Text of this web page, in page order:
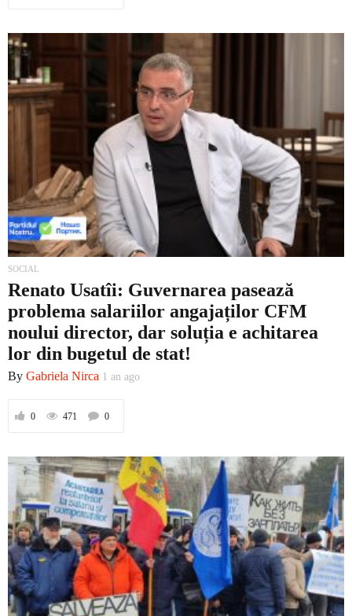
SOCIAL
Renato Usatîi: Guvernarea pasează
problema salariilor angajaților CFM
noului director, dar soluția e achitarea
lor din bugetul de stat!
By Gabriela Nirca 1 an ago
0 471 0